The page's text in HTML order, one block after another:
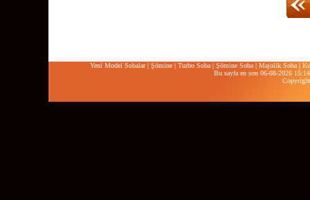
Yeni Model Sobalar| Şömine| Turbo Soba| Şömine Soba| Majolik Soba|
Bu sayfa en son 06-08-2026